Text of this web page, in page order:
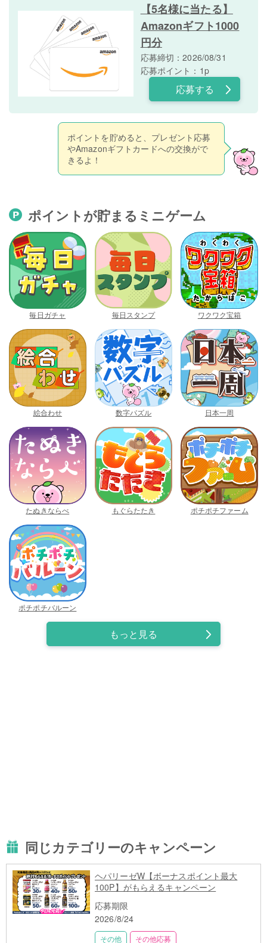
【5名様に当たる】
Amazonギフト1000
円分
応募締切：2026/08/31
応募ポイント：1p
応募する
ポイントを貯めると、プレゼント応募
やAmazonギフトカードへの交換がで
きるよ！
ポイントが貯まるミニゲーム
毎日ガチャ 毎日スタンプ ワクワク宝箱
絵合わせ 数字パズル 日本一周
たぬきならべ もぐらたたき ポチポチファーム
ポチポチバルーン
もっと見る
同じカテゴリーのキャンペーン
ヘパリーゼW【ボーナスポイント最大
100P】がもらえるキャンペーン
応募期限
2026/8/24
その他 その他応募